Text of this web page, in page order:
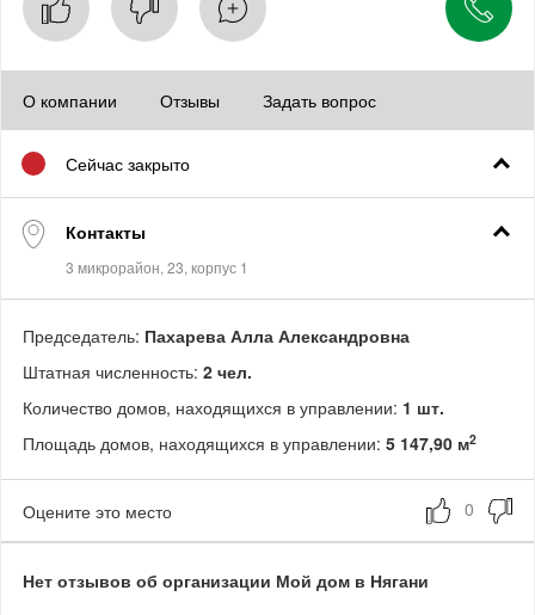
О компании Отзывы Задать вопрос
Сейчас закрыто
Контакты
Председатель: Пахарева Алла Александровна
Штатная численность: 2 чел.
Количество домов, находящихся в управлении: 1 шт.
Площадь домов, находящихся в управлении: 5 147,90 м2
Оцените это место
Нет отзывов об организации Мой дом в Нягани